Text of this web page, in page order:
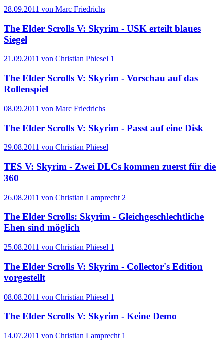
28.09.2011 von Marc Friedrichs
The Elder Scrolls V: Skyrim - USK erteilt blaues
Siegel
21.09.2011 von Christian Phiesel 1
The Elder Scrolls V: Skyrim - Vorschau auf das
Rollenspiel
08.09.2011 von Marc Friedrichs
The Elder Scrolls V: Skyrim - Passt auf eine Disk
29.08.2011 von Christian Phiesel
TES V: Skyrim - Zwei DLCs kommen zuerst für die
360
26.08.2011 von Christian Lamprecht 2
The Elder Scrolls: Skyrim - Gleichgeschlechtliche
Ehen sind möglich
25.08.2011 von Christian Phiesel 1
The Elder Scrolls V: Skyrim - Collector's Edition
vorgestellt
08.08.2011 von Christian Phiesel 1
The Elder Scrolls V: Skyrim - Keine Demo
14.07.2011 von Christian Lamprecht 1